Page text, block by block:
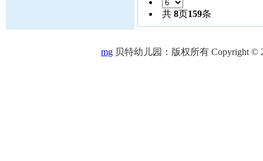
共 8页159条
mg 贝特幼儿园：版权所有 Copyright ©